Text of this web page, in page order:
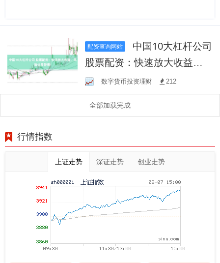
配资查询网站
股票配资：快速放大收益，
风险也需警惕！
数字货币投资理财 212
全部加载完成
行情指数
上证走势 深证走势 创业走势